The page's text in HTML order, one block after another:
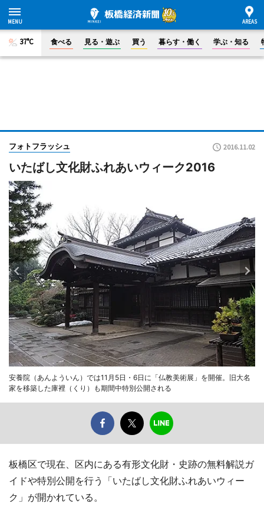
37°C 食べる 見る・遊ぶ 買う 暮らす・働く 学ぶ・知る
フォトフラッシュ 2016.11.02
いたばし文化財ふれあいウィーク2016
安養院（あんよういん）では11月5日・6日に「仏教美術展」を開催。旧大名
家を移築した庫裡（くり）も期間中特別公開される
板橋区で現在、区内にある有形文化財・史跡の無料解説ガ
イドや特別公開を行う「いたばし文化財ふれあいウィー
ク」が開かれている。